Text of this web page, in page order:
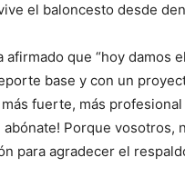
el baloncesto desde
que “hoy
base y con un
fuerte, más
Porque
para agradecer el